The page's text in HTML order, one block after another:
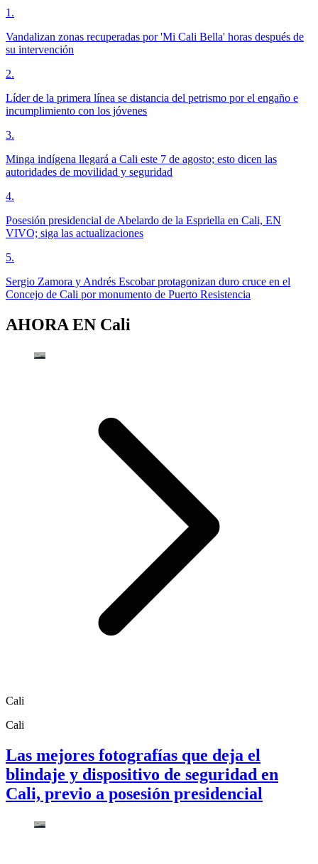
1 .
Vandalizan zonas recuperadas por 'Mi Cali Bella' horas después de
su intervención
2.
Líder de la primera línea se distancia del petrismo por el engaño e
incumplimiento con los jóvenes
3.
Minga indígena llegará a Cali este 7 de agosto; esto dicen las
autoridades de movilidad y seguridad
4.
Posesión presidencial de Abelardo de la Espriella en Cali, EN
VIVO; siga las actualizaciones
5.
Sergio Zamora y Andrés Escobar protagonizan duro cruce en el
Concejo de Cali por monumento de Puerto Resistencia
AHORA EN Cali
Cali
Cali
Las mejores fotografías que deja el
blindaje y dispositivo de seguridad en
Cali, previo a posesión presidencial